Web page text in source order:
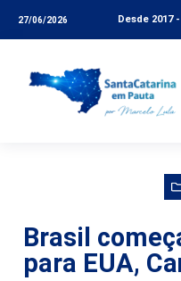
27/06/2026 Desde 2017
Brasil
para EUA,